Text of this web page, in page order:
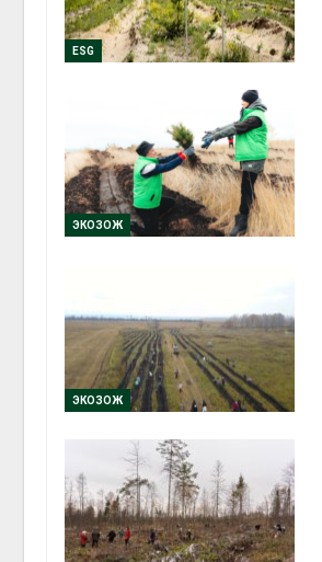
ESG
ЭКОЗОЖ
ЭКОЗОЖ